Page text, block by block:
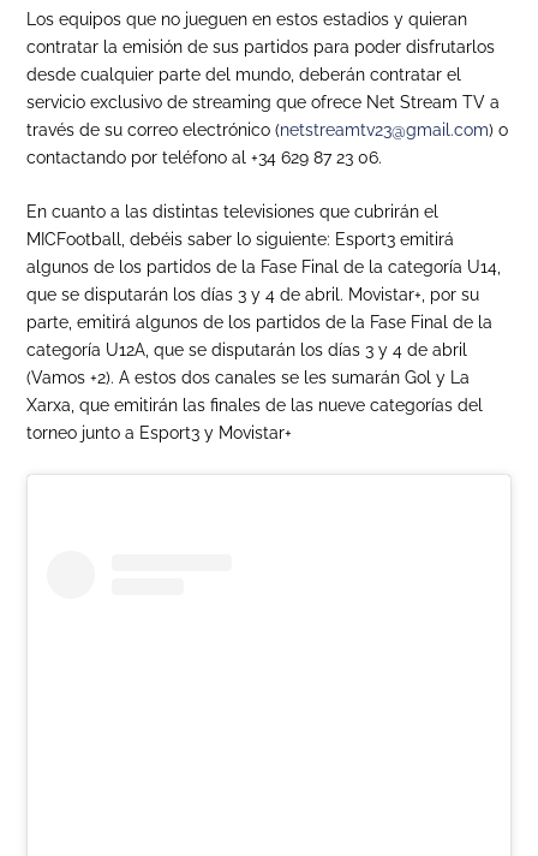
Los equipos que no jueguen en estos estadios y quieran
contratar la emisión de sus partidos para poder disfrutarlos
desde cualquier parte del mundo, deberán contratar el
servicio exclusivo de streaming que ofrece Net Stream TV a
través de su correo electrónico (netstreamtv23@gmail.com) o
contactando por teléfono al +34 629 87 23 06.
En cuanto a las distintas televisiones que cubrirán el
MICFootball, debéis saber lo siguiente: Esport3 emitirá
algunos de los partidos de la Fase Final de la categoría U14,
que se disputarán los días 3 y 4 de abril. Movistar+, por su
parte, emitirá algunos de los partidos de la Fase Final de la
categoría U12A, que se disputarán los días 3 y 4 de abril
(Vamos +2). A estos dos canales se les sumarán Gol y La
Xarxa, que emitirán las finales de las nueve categorías del
torneo junto a Esport3 y Movistar+